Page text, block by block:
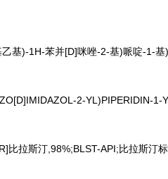
基)-1H-苯并[D]咪唑-2-基)哌啶-1-
2-YL)PIPERIDIN-1-
比拉斯汀,98%;BLST-API;比拉斯汀